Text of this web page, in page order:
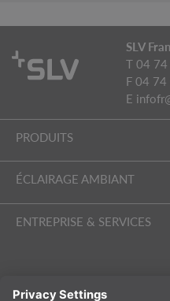
SLV
T 04
F 04
E
PRODUITS
ÉCLAIRAGE AMBIANT
ENTREPRISE & SERVICES